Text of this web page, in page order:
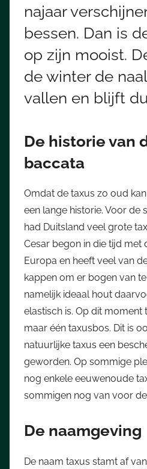
najaar
bessen. Dan is
op zijn mooist.
de winter de
vallen en blijft
De historie van
baccata
Omdat de taxus zo oud
een lange historie. Voor de
had Duitsland veel grote
Cesar begon in die tijd met
Europa en heeft veel van
kappen om er bogen van
namelijk ideaal hout
elastisch is. Op dit moment
maar één taxusbos. Dit is
natuurlijke taxus een
geworden. Op sommige
nog enkele eeuwenoude
sommigen nog van voor
De naamgeving
De naam taxus stamt af